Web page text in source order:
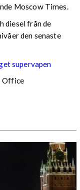
Moscow Times.
diesel från de
den senaste
supervapen
Office